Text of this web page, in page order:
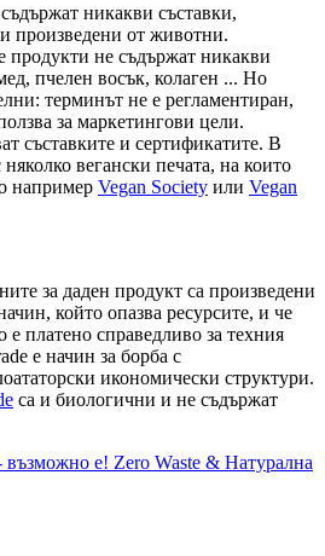
никакви съставки,
произведени от животни.
продукти не съдържат никакви
пчелен восък, колаген ... Но
терминът не е регламентиран,
за маркетингови цели.
съставките и сертификатите. В
вегански печата, на които
например Vegan Society или Vegan
за даден продукт са произведени
който опазва ресурсите, и че
платено справедливо за техния
е начин за борба с
икономически структури.
са и биологични и не съдържат
възможно е! Zero Waste & Натурална